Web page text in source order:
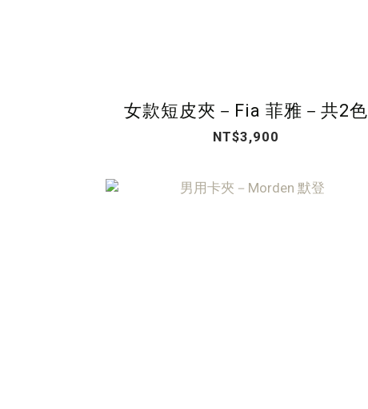
女款短皮夾－Fia 菲雅－共2色
NT$3,900